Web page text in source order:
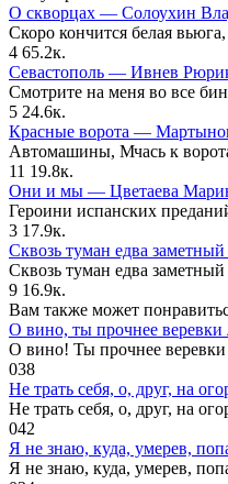
О скворцах — Солоухин
Скоро кончится белая
4 65.2к.
Севастополь — Ивнев
Смотрите на меня во все
5 24.6к.
Красные ворота —
Автомашины, Мчась к
11 19.8к.
Они и мы — Цветаева
Героини испанских
3 17.9к.
Сквозь туман едва
Сквозь туман едва
9 16.9к.
Вам также может
О вино, ты прочнее
О вино! Ты прочнее
038
Не трать себя, о, друг, на
Не трать себя, о, друг, на
042
Я не знаю, куда, умерев,
Я не знаю, куда, умерев,